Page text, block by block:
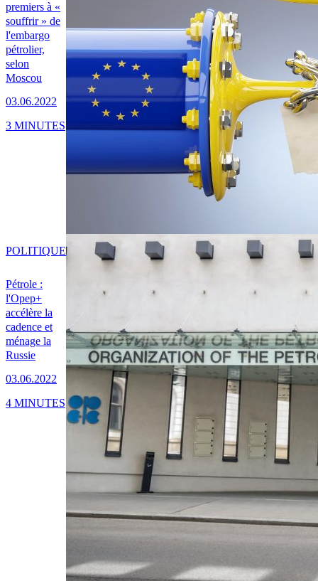
premiers à «
souffrir » de
l'embargo
pétrolier,
selon
Moscou
03.06.2022
3 MINUTES
Pétrole :
l'Opep+
accélère la
cadence et
ménage la
Russie
03.06.2022
POLITIQUE
4 MINUTES